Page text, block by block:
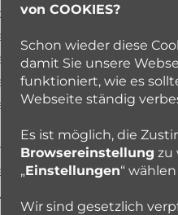
von COOKIES?
Schon wieder diese
damit Sie unsere
funktioniert, wie es
Webseite ständig
Es ist möglich, die
Browsereinstellung zu
„Einstellungen“
Wir sind gesetzlich
unter Bauchweh
Gas
zu Bauch und die
sein, hilft es das
Bauch und schafft so
Dein großes
weitaus schwieriger
ins Spiel